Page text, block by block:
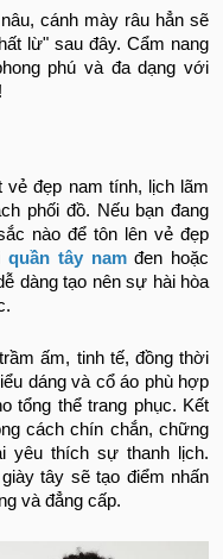
cánh mày râu hẳn sẽ
lừ" sau đây. Cẩm nang
phú và đa dạng với
đẹp nam tính, lịch lãm
phối đồ. Nếu bạn đang
nào để tôn lên vẻ đẹp
quần tây namđen hoặc
dàng tạo nên sự hài hòa
ấm, tinh tế, đồng thời
dáng và cổ áo phù hợp
tổng thể trang phục. Kết
cách chín chắn, chững
yêu thích sự thanh lịch.
tây sẽ tạo điểm nhấn
và đẳng cấp.